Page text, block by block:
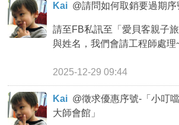
APP下載
Kai @請問如何取銷要過期序
請至FB私訊至「愛貝客親子
與姓名，我們會請工程師處理
2025-12-29 09:44
Kai @徵求優惠序號-「小叮
大師會館」